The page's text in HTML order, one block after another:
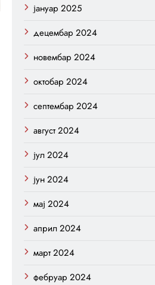
јануар 2025
децембар 2024
новембар 2024
октобар 2024
септембар 2024
август 2024
јул 2024
јун 2024
мај 2024
април 2024
март 2024
фебруар 2024